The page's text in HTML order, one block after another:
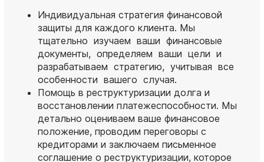
Индивидуальная стратегия финансовой
защиты для каждого клиента. Мы
тщательно изучаем ваши финансовые
документы, определяем ваши цели и
разрабатываем стратегию, учитывая все
особенности вашего случая.
Помощь в реструктуризации долга и
восстановлении платежеспособности. Мы
детально оцениваем ваше финансовое
положение, проводим переговоры с
кредиторами и заключаем письменное
соглашение о реструктуризации, которое